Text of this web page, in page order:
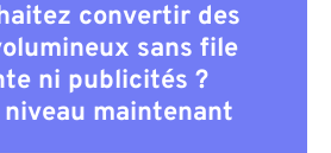
convertir des
sans file
ni publicités ?
maintenant